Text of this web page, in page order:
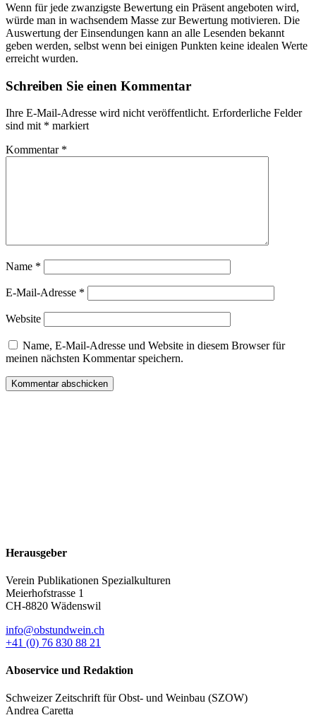
Wenn für jede zwanzigste Bewertung ein Präsent angeboten wird,
würde man in wachsendem Masse zur Bewertung motivieren. Die
Auswertung der Einsendungen kann an alle Lesenden bekannt
geben werden, selbst wenn bei einigen Punkten keine idealen Werte
erreicht wurden.
Schreiben Sie einen Kommentar
Ihre E-Mail-Adresse wird nicht veröffentlicht. Erforderliche Felder
sind mit * markiert
Kommentar *
Name *
E-Mail-Adresse *
Website
Name, E-Mail-Adresse und Website in diesem Browser für
meinen nächsten Kommentar speichern.
Herausgeber
Verein Publikationen Spezialkulturen
Meierhofstrasse 1
CH-8820 Wädenswil
info@obstundwein.ch
+41 (0) 76 830 88 21
Aboservice und Redaktion
Schweizer Zeitschrift für Obst- und Weinbau (SZOW)
Andrea Caretta